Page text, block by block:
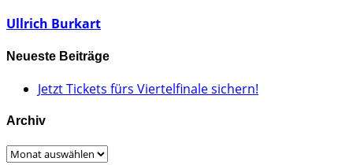
Ullrich Burkart
Neueste Beiträge
Jetzt Tickets fürs Viertelfinale sichern!
Archiv
Archiv